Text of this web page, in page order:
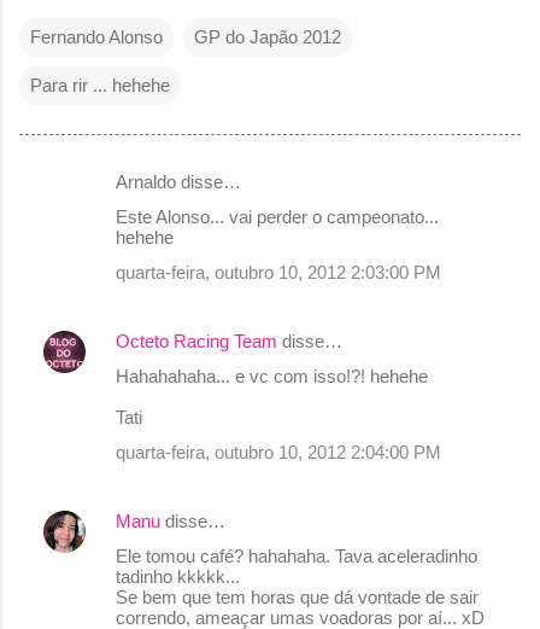
Fernando Alonso GP do Japão 2012
Para rir ... hehehe
n
t
s
Arnaldo disse…
Este Alonso... vai perder o campeonato...
hehehe
quarta-feira, outubro 10, 2012 2:03:00 PM
Octeto Racing Team disse…
Hahahahaha... e vc com isso!?! hehehe
Tati
quarta-feira, outubro 10, 2012 2:04:00 PM
Manu disse…
Ele tomou café? hahahaha. Tava aceleradinho
tadinho kkkkk...
Se bem que tem horas que dá vontade de sair
correndo, ameaçar umas voadoras por aí... xD